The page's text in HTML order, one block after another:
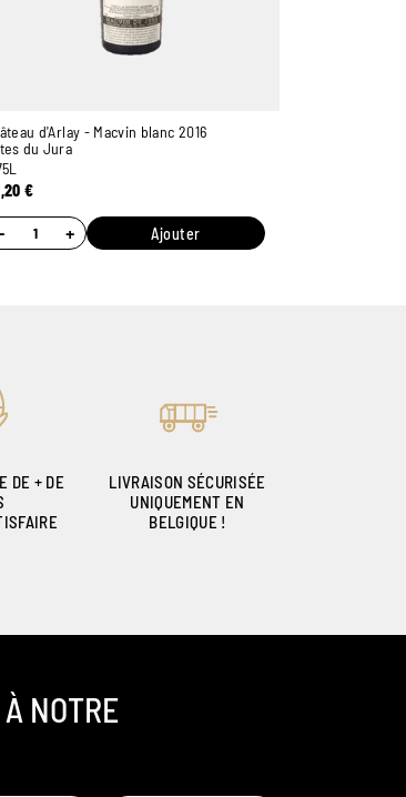
d'Arlay - Macvin blanc 2016
du Jura
€
+ Ajouter
DE + DE
LIVRAISON SÉCURISÉE
UNIQUEMENT EN
BELGIQUE !
NOTRE